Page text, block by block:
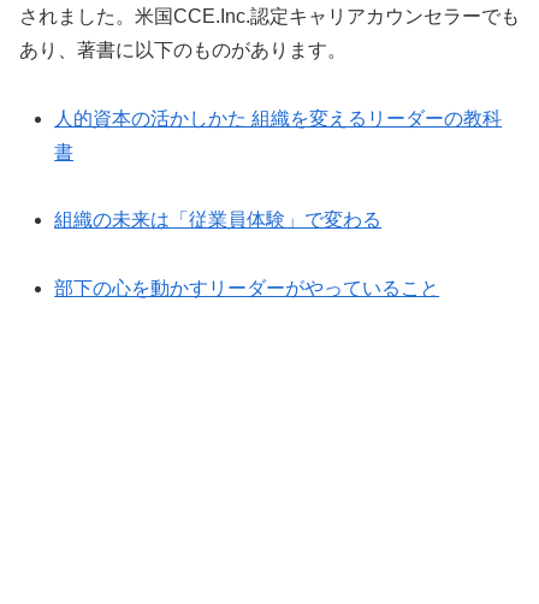
されました。米国CCE.Inc.認定キャリアカウンセラーでも
あり、著書に以下のものがあります。
人的資本の活かしかた 組織を変えるリーダーの教科
書
組織の未来は「従業員体験」で変わる
部下の心を動かすリーダーがやっていること